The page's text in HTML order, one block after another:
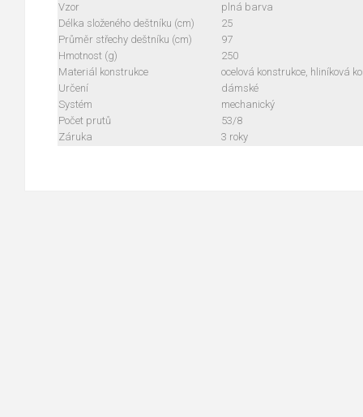
Vzor
plná barva
Délka složeného deštníku (cm)
25
Průměr střechy deštníku (cm)
97
Hmotnost (g)
250
Materiál konstrukce
ocelová konstrukce, hliníková
Určení
dámské
Systém
mechanický
Počet prutů
53/8
Záruka
3 roky